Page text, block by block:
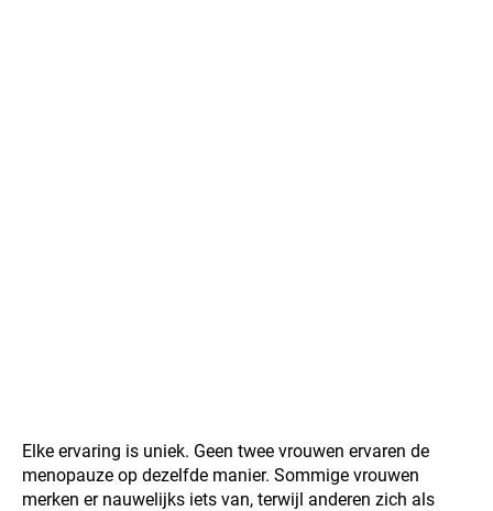
Elke ervaring is uniek. Geen twee vrouwen ervaren de
menopauze op dezelfde manier. Sommige vrouwen
merken er nauwelijks iets van, terwijl anderen zich als